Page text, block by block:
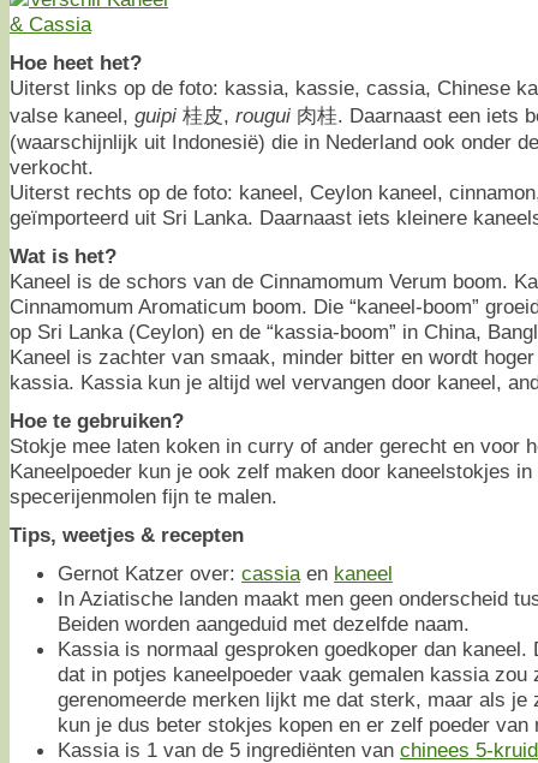
Hoe heet het?
Uiterst links op de foto: kassia, kassie, cassia, Chinese
valse kaneel, guipi 桂皮, rougui 肉桂. Daarnaast een iets
(waarschijnlijk uit Indonesië) die in Nederland ook onder
verkocht.
Uiterst rechts op de foto: kaneel, Ceylon kaneel,
geïmporteerd uit Sri Lanka. Daarnaast iets kleinere
Wat is het?
Kaneel is de schors van de Cinnamomum Verum boom.
Cinnamomum Aromaticum boom. Die “kaneel-boom”
op Sri Lanka (Ceylon) en de “kassia-boom” in China,
Kaneel is zachter van smaak, minder bitter en wordt
kassia. Kassia kun je altijd wel vervangen door kaneel,
Hoe te gebruiken?
Stokje mee laten koken in curry of ander gerecht en voor
Kaneelpoeder kun je ook zelf maken door kaneelstokjes
specerijenmolen fijn te malen.
Tips, weetjes & recepten
Gernot Katzer over: cassia en kaneel
In Aziatische landen maakt men geen onderscheid
Beiden worden aangeduid met dezelfde naam.
Kassia is normaal gesproken goedkoper dan kaneel.
dat in potjes kaneelpoeder vaak gemalen kassia zou
gerenomeerde merken lijkt me dat sterk, maar als
kun je dus beter stokjes kopen en er zelf poeder van
Kassia is 1 van de 5 ingrediënten van chinees 5-